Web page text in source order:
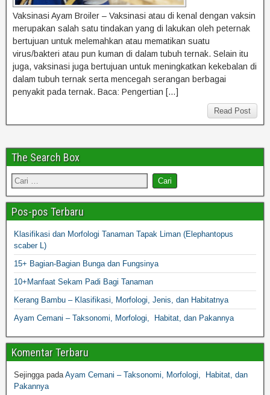
Vaksinasi Ayam Broiler – Vaksinasi atau di kenal dengan vaksin
merupakan salah satu tindakan yang di lakukan oleh peternak
bertujuan untuk melemahkan atau mematikan suatu
virus/bakteri atau pun kuman di dalam tubuh ternak. Selain itu
juga, vaksinasi juga bertujuan untuk meningkatkan kekebalan di
dalam tubuh ternak serta mencegah serangan berbagai
penyakit pada ternak. Baca: Pengertian […]
Read Post
The Search Box
Pos-pos Terbaru
Klasifikasi dan Morfologi Tanaman Tapak Liman (Elephantopus
scaber L)
15+ Bagian-Bagian Bunga dan Fungsinya
10+Manfaat Sekam Padi Bagi Tanaman
Kerang Bambu – Klasifikasi, Morfologi, Jenis, dan Habitatnya
Ayam Cemani – Taksonomi, Morfologi, Habitat, dan Pakannya
Komentar Terbaru
SejinggapadaAyam Cemani – Taksonomi, Morfologi, Habitat, dan
Pakannya